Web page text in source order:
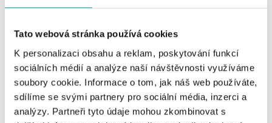
Tato webová stránka používá cookies
K personalizaci obsahu a reklam, poskytování funkcí
sociálních médií a analýze naší návštěvnosti využíváme
soubory cookie. Informace o tom, jak náš web používáte,
sdílíme se svými partnery pro sociální média, inzerci a
analýzy. Partneři tyto údaje mohou zkombinovat s